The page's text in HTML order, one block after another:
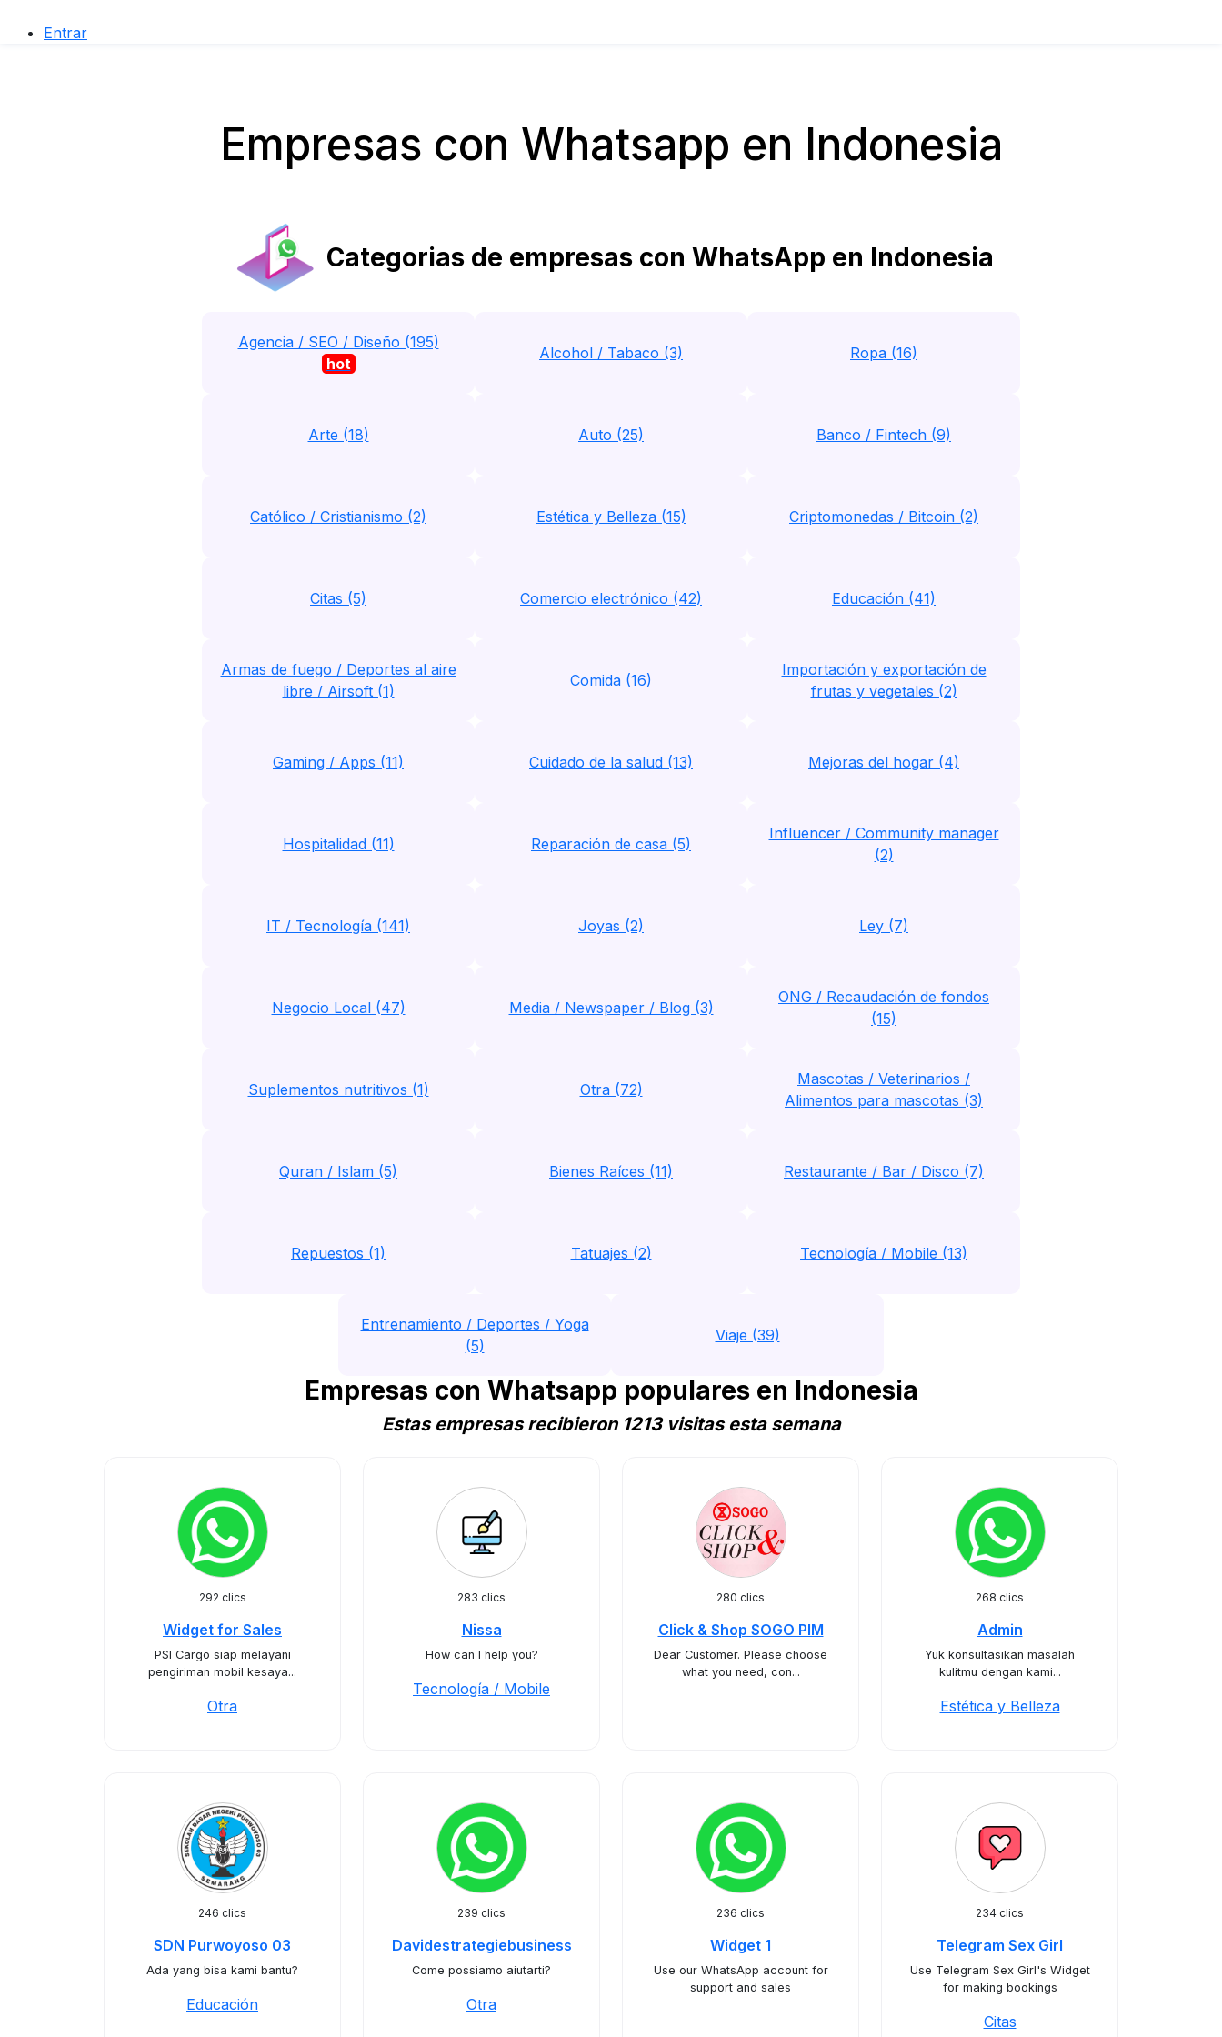
Entrar
Empresas con Whatsapp en Indonesia
Categorias de empresas con WhatsApp en Indonesia
Agencia / SEO / Diseño (195)
hot
Alcohol / Tabaco (3) Ropa (16)
Arte (18) Auto (25) Banco / Fintech (9)
Católico / Cristianismo (2) Estética y Belleza (15) Criptomonedas / Bitcoin (2)
Citas (5) Comercio electrónico (42) Educación (41)
Armas de fuego / Deportes al aire
libre / Airsoft (1)
Comida (16)
Importación y exportación de
frutas y vegetales (2)
Gaming / Apps (11) Cuidado de la salud (13) Mejoras del hogar (4)
Hospitalidad (11) Reparación de casa (5)
Influencer / Community manager
(2)
IT / Tecnología (141) Joyas (2) Ley (7)
Negocio Local (47) Media / Newspaper / Blog (3)
ONG / Recaudación de fondos
(15)
Suplementos nutritivos (1) Otra (72)
Mascotas / Veterinarios /
Alimentos para mascotas (3)
Quran / Islam (5) Bienes Raíces (11) Restaurante / Bar / Disco (7)
Repuestos (1) Tatuajes (2) Tecnología / Mobile (13)
Entrenamiento / Deportes / Yoga
(5)
Viaje (39)
Empresas con Whatsapp populares en Indonesia
Estas empresas recibieron 1213 visitas esta semana
292 clics
Widget for Sales
PSI Cargo siap melayani
pengiriman mobil kesaya...
Otra
283 clics
Nissa
How can I help you?
Tecnología / Mobile
280 clics
Click & Shop SOGO PIM
Dear Customer. Please choose
what you need, con...
268 clics
Admin
Yuk konsultasikan masalah
kulitmu dengan kami...
Estética y Belleza
246 clics
SDN Purwoyoso 03
Ada yang bisa kami bantu?
Educación
239 clics
Davidestrategiebusiness
Come possiamo aiutarti?
Otra
236 clics
Widget 1
Use our WhatsApp account for
support and sales
234 clics
Telegram Sex Girl
Use Telegram Sex Girl's Widget
for making bookings
Citas